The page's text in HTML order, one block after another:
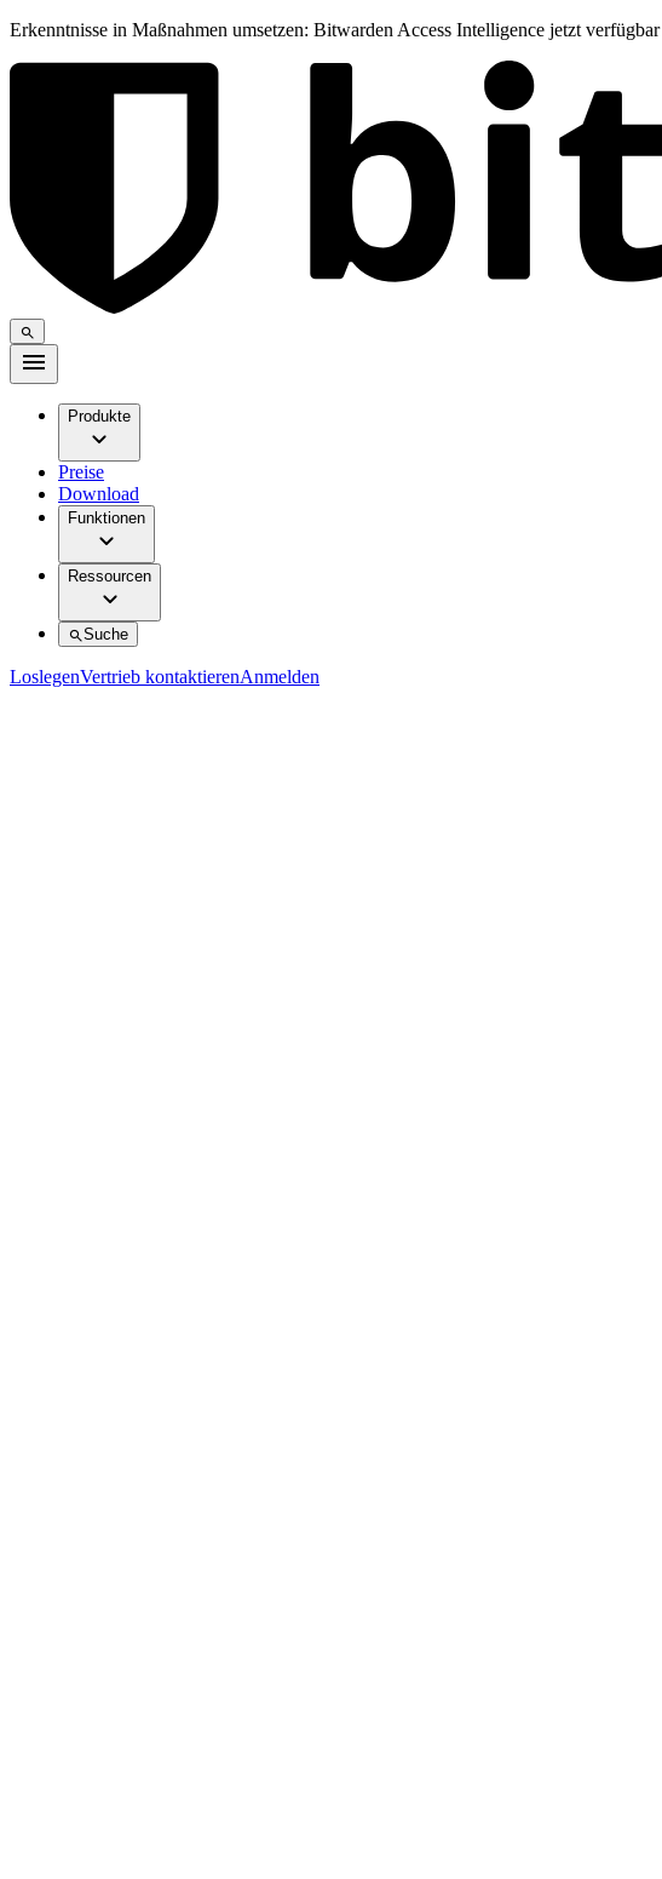
Erkenntnisse in Maßnahmen umsetzen: Bitwarden Access Intelligence jetzt verfügbar
Produkte
Preise
Download
Funktionen
Ressourcen
Suche
LoslegenVertrieb kontaktierenAnmelden